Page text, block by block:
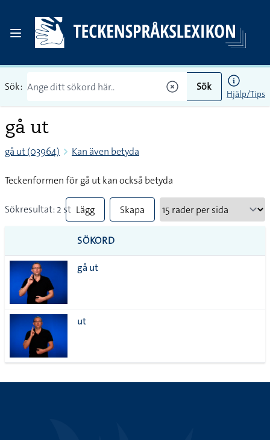
Sök: Sök
Hjälp/Tips
gå ut
gå ut (03964) Kan även betyda
Teckenformen för gå ut kan också betyda
Sökresultat: 2 st Lägg
till
alla i
Skapa
SÖKORD
gå ut
ut